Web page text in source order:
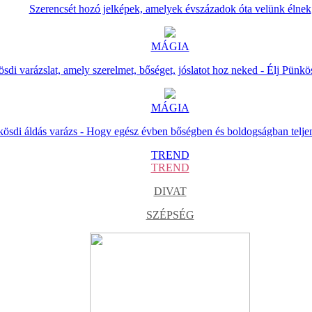
Szerencsét hozó jelképek, amelyek évszázadok óta velünk élnek
MÁGIA
varázslat, amely szerelmet, bőséget, jóslatot hoz neked - Élj
MÁGIA
áldás varázs - Hogy egész évben bőségben és boldogságban
TREND
TREND
DIVAT
SZÉPSÉG